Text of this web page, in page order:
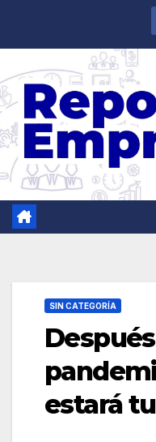
SIN CATEGORÍA
estará